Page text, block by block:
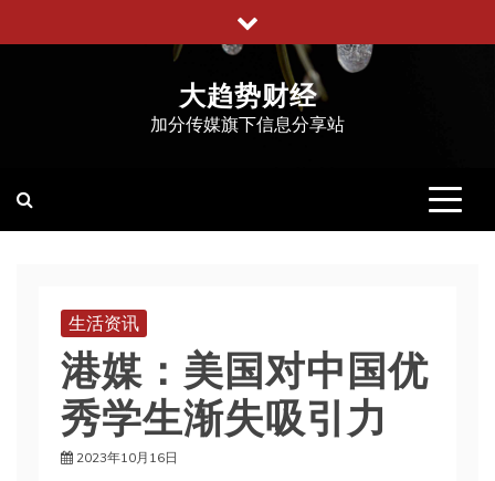
至
大趋势财经
加分传媒旗下信息分享站
生活资讯
港媒：美国对中国优
秀学生渐失吸引力
2023年10月16日